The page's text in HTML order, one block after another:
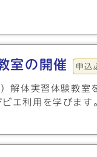
室の開催 申込
解体実習体験教室
ビエ利用を学びま